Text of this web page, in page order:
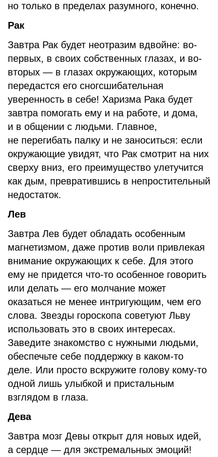
но только в пределах разумного, конечно.
Рак
Завтра Рак будет неотразим вдвойне: во-
первых, в своих собственных глазах, и во-
вторых — в глазах окружающих, которым
передастся его сногсшибательная
уверенность в себе! Харизма Рака будет
завтра помогать ему и на работе, и дома,
и в общении с людьми. Главное,
не перегибать палку и не заноситься: если
окружающие увидят, что Рак смотрит на них
сверху вниз, его преимущество улетучится
как дым, превратившись в непростительный
недостаток.
Лев
Завтра Лев будет обладать особенным
магнетизмом, даже против воли привлекая
внимание окружающих к себе. Для этого
ему не придется что-то особенное говорить
или делать — его молчание может
оказаться не менее интригующим, чем его
слова. Звезды гороскопа советуют Льву
использовать это в своих интересах.
Заведите знакомство с нужными людьми,
обеспечьте себе поддержку в каком-то
деле. Или просто вскружите голову кому-то
одной лишь улыбкой и пристальным
взглядом в глаза.
Дева
Завтра мозг Девы открыт для новых идей,
а сердце — для экстремальных эмоций!